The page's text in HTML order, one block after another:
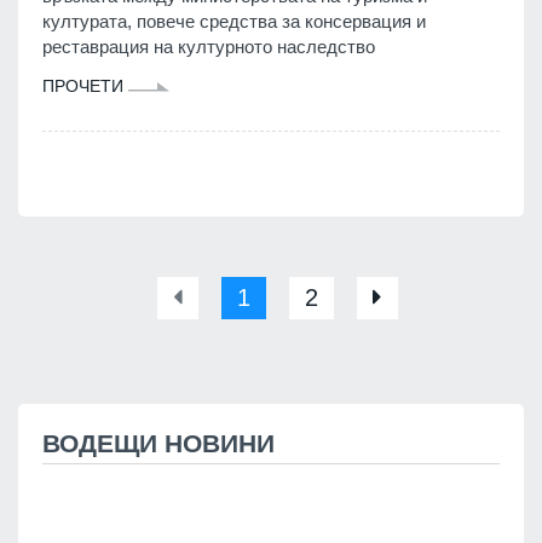
културата, повече средства за консервация и
реставрация на културното наследство
ПРОЧЕТИ
1 2
ВОДЕЩИ НОВИНИ